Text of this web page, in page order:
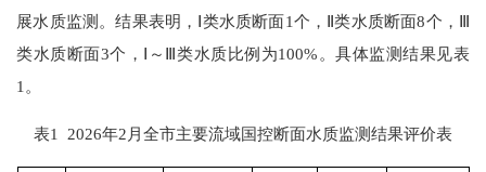
展水质监测 。结果表明 ， Ⅰ类水质断面1个 ， Ⅱ类水质断面8个， Ⅲ
类水质断面3个， Ⅰ～Ⅲ类水质比例为100% 。具体监测结果见表
1。
表1 2026年2月全市主要流域国控断面水质监测结果评价表